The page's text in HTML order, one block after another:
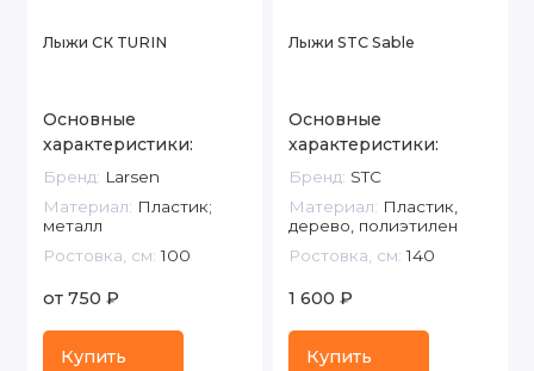
Лыжи СК TURIN
Основные
характеристики:
Бренд: Larsen
Материал: Пластик;
металл
Ростовка, см: 100
от 750 ₽
Купить
Лыжи STC Sable
Основные
характеристики:
Бренд: STC
Материал: Пластик,
дерево, полиэтилен
Ростовка, см: 140
1 600 ₽
Купить